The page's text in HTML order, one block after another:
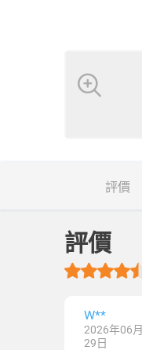
評價
評價
W**
2026年06月
29日